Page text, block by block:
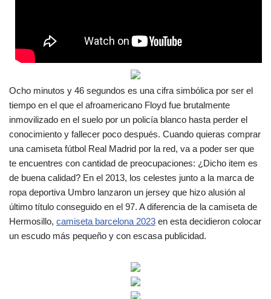
Ocho minutos y 46 segundos es una cifra simbólica por ser el
tiempo en el que el afroamericano Floyd fue brutalmente
inmovilizado en el suelo por un policía blanco hasta perder el
conocimiento y fallecer poco después. Cuando quieras comprar
una camiseta fútbol Real Madrid por la red, va a poder ser que
te encuentres con cantidad de preocupaciones: ¿Dicho item es
de buena calidad? En el 2013, los celestes junto a la marca de
ropa deportiva Umbro lanzaron un jersey que hizo alusión al
último título conseguido en el 97. A diferencia de la camiseta de
Hermosillo, camiseta barcelona 2023 en esta decidieron colocar
un escudo más pequeño y con escasa publicidad.